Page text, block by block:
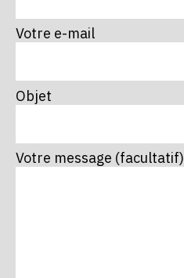
Votre e-mail
Objet
Votre message (facultatif)